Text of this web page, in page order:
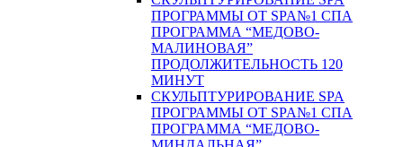
ПРОГРАММЫ ОТ SPA№1 СПА
ПРОГРАММА “МЕДОВО-
МАЛИНОВАЯ”
ПРОДОЛЖИТЕЛЬНОСТЬ 120
МИНУТ
СКУЛЬПТУРИРОВАНИЕ SPA
ПРОГРАММЫ ОТ SPA№1 СПА
ПРОГРАММА “МЕДОВО-